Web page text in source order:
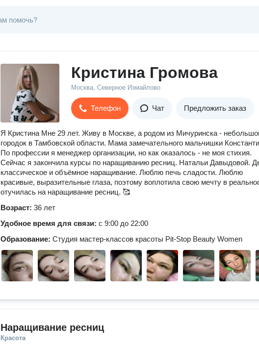
Кристина Громова
Москва, Северное Измайлово
Телефон Чат Предложить заказ
Я Кристина Мне 29 лет. Живу в Москве, а родом из Мичуринска -
городок в Тамбовской области. Мама замечательного мальчишки
По профессии я менеджер организации, но как оказалось - не моя стихия.
Сейчас я закончила курсы по наращиванию ресниц. Натальи Давыдовой.
классическое и объёмное наращивание. Люблю печь сладости. Люблю
красивые, выразительные глаза, поэтому воплотила свою мечту в
отучилась на наращивание ресниц. 🥰
Возраст: 36 лет
Удобное время для связи: с 9:00 до 22:00
Образование: Студия мастер-классов красоты Pit-Stop Beauty Women
Наращивание ресниц
Красота